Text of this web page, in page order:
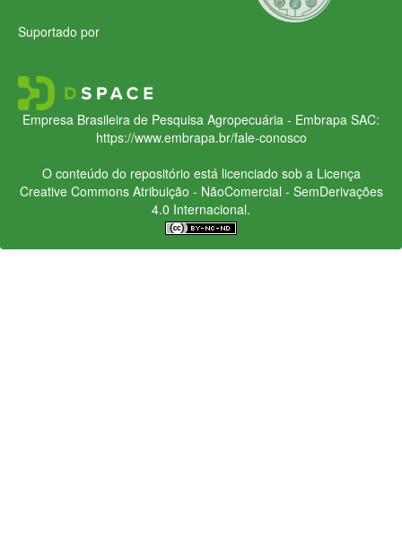
Suportado por
Empresa Brasileira de Pesquisa Agropecuária - Embrapa SAC:
https://www.embrapa.br/fale-conosco
O conteúdo do repositório está licenciado sob a Licença
Creative CommonsAtribuição - NãoComercial - SemDerivações
4.0 Internacional.